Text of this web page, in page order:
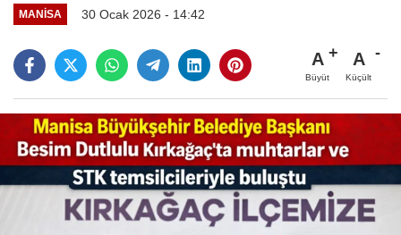
MANİSA 30 Ocak 2026 - 14:42
A
Büyüt
A
Küçült